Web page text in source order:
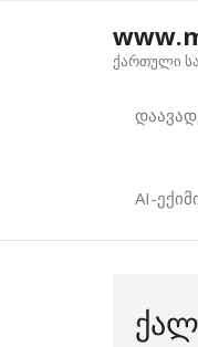
ქართული
AI-